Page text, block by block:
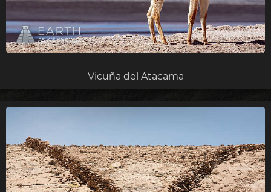
Vicuña del Atacama